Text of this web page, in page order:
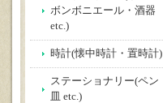
ボンボニエール・酒器
etc.)
時計(懐中時計・置時計)
ステーショナリー(ペン
皿 etc.)